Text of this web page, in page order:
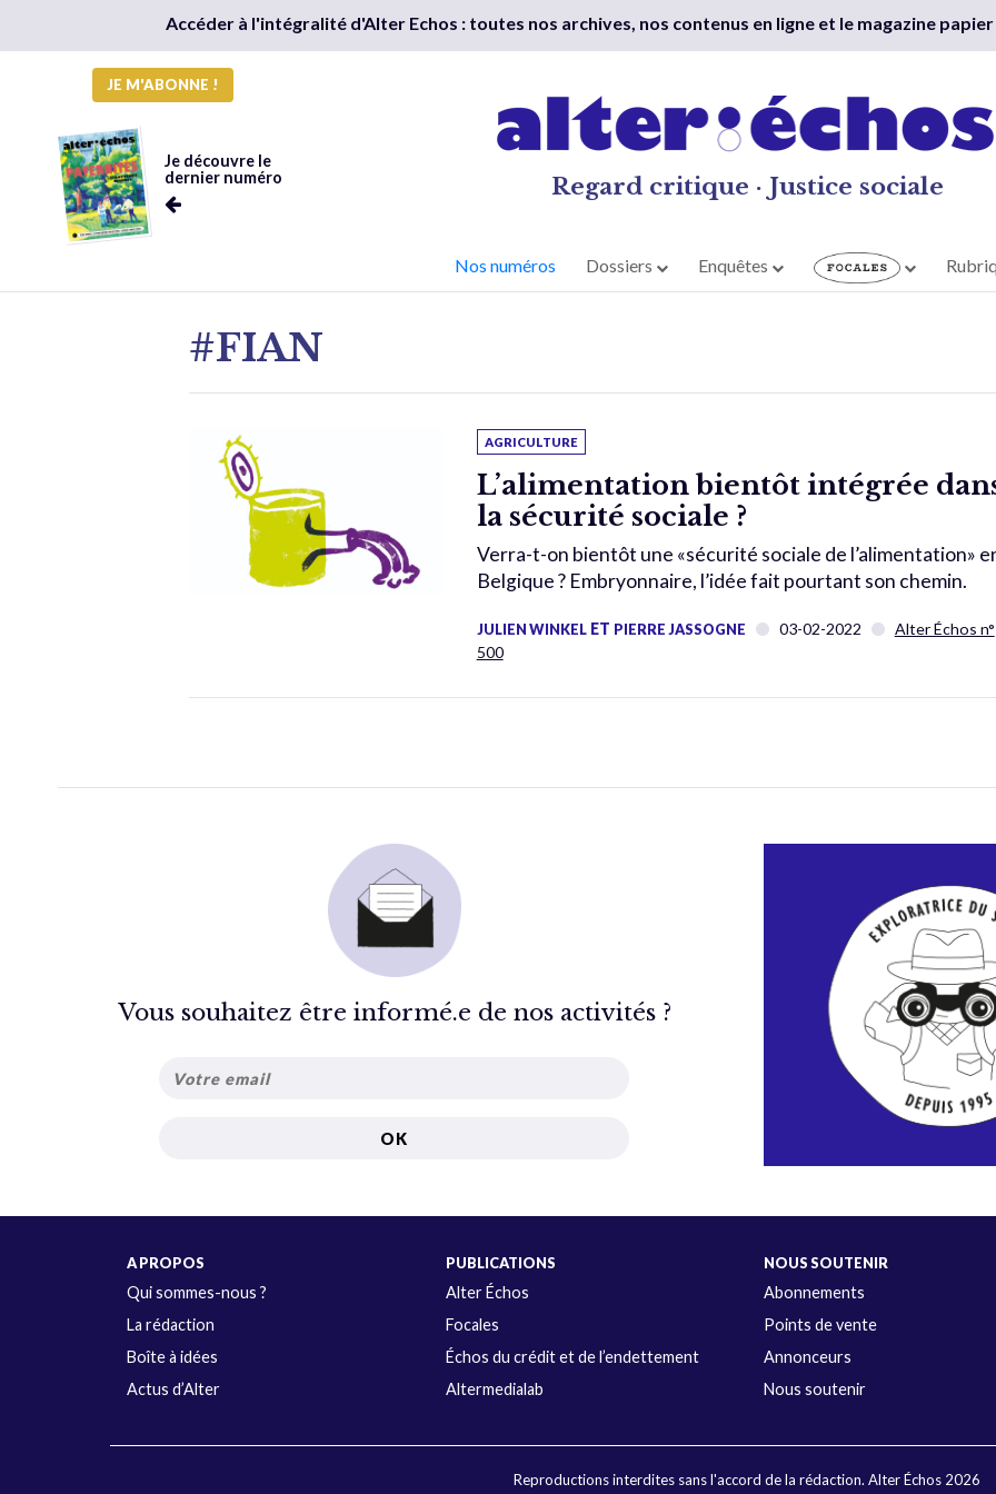
Accéder à l'intégralité d'Alter Echos : toutes nos archives, nos contenus en ligne et le magazine
JE M'ABONNE !
Je découvre le
dernier numéro
Regard critique · Justice sociale
Nos numéros Dossiers Enquêtes
#FIAN
AGRICULTURE
L’alimentation bientôt intégrée
la sécurité sociale ?
Verra-t-on bientôt une «sécurité sociale de l’alimentation»
Belgique ? Embryonnaire, l’idée fait pourtant son chemin.
JULIEN WINKELET PIERRE JASSOGNE 03-02-2022
Alter Échos n°
500
Vous souhaitez être informé.e de nos activités ?
A PROPOS
Qui sommes-nous ?
La rédaction
Boîte à idées
Actus d’Alter
PUBLICATIONS
Alter Échos
Focales
Échos du crédit et de l’endettement
Altermedialab
NOUS SOUTENIR
Abonnements
Points de vente
Annonceurs
Nous soutenir
Reproductions interdites sans l'accord de la rédaction. Alter Échos 2026